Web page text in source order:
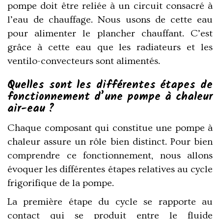
pompe doit être reliée à un circuit consacré à
l’eau de chauffage. Nous usons de cette eau
pour alimenter le plancher chauffant. C’est
grâce à cette eau que les radiateurs et les
ventilo-convecteurs sont alimentés.
Quelles sont les différentes étapes de
fonctionnement d’une pompe à chaleur
air-eau ?
Chaque composant qui constitue une pompe à
chaleur assure un rôle bien distinct. Pour bien
comprendre ce fonctionnement, nous allons
évoquer les différentes étapes relatives au cycle
frigorifique de la pompe.
La première étape du cycle se rapporte au
contact qui se produit entre le fluide